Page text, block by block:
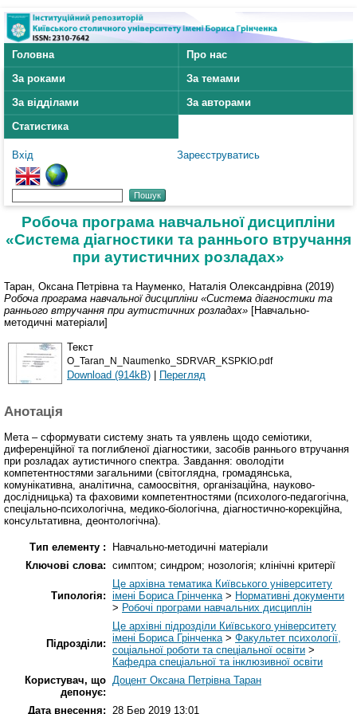
Головна
Про нас
За роками
За темами
За відділами
За авторами
Статистика
Вхід Зареєструватись
Робоча програма навчальної дисципліни
«Система діагностики та раннього втручання
при аутистичних розладах»
Таран, Оксана Петрівна та Науменко, Наталія Олександрівна (2019)
Робоча програма навчальної дисципліни «Система діагностики та
раннього втручання при аутистичних розладах» [Навчально-
методичні матеріали]
Текст
O_Taran_N_Naumenko_SDRVAR_KSPKIO.pdf
Download (914kB) | Перегляд
Анотація
Мета – сформувати систему знать та уявлень щодо семіотики,
диференційної та поглибленої діагностики, засобів раннього втручання
при розладах аутистичного спектра. Завдання: оволодіти
компетентностями загальними (світоглядна, громадянська,
комунікативна, аналітична, самоосвітня, організаційна, науково-
дослідницька) та фаховими компетентностями (психолого-педагогічна,
спеціально-психологічна, медико-біологічна, діагностично-корекційна,
консультативна, деонтологічна).
Тип елементу :
Навчально-методичні матеріали
Ключові слова: симптом; синдром; нозологія; клінічні критерії
Типологія:
Це архівна тематика Київського університету
імені Бориса Грінченка> Нормативні документи
> Робочі програми навчальних дисциплін
Підрозділи:
Це архівні підрозділи Київського університету
імені Бориса Грінченка> Факультет психології,
соціальної роботи та спеціальної освіти >
Кафедра спеціальної та інклюзивної освіти
Користувач, що
депонує:
Доцент Оксана Петрівна Таран
Дата внесення: 28 Бер 2019 13:01